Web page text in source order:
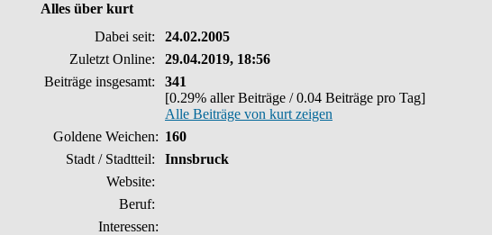
Alles über kurt
Dabei seit:
24.02.2005
Zuletzt Online:
29.04.2019, 18:56
Beiträge insgesamt:
341
[0.29% aller Beiträge / 0.04 Beiträge pro Tag]
Alle Beiträge von kurt zeigen
Goldene Weichen: 160
Stadt / Stadtteil:
Innsbruck
Website:
Beruf:
Interessen: